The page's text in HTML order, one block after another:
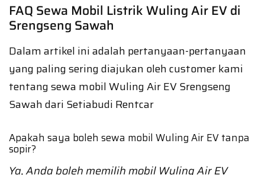
FAQ Sewa Mobil Listrik Wuling Air EV di
Srengseng Sawah
Dalam artikel ini adalah pertanyaan-pertanyaan
yang paling sering diajukan oleh customer kami
tentang sewa mobil Wuling Air EV Srengseng
Sawah dari Setiabudi Rentcar
Apakah saya boleh sewa mobil Wuling Air EV tanpa
sopir?
Ya, Anda boleh memilih mobil Wuling Air EV